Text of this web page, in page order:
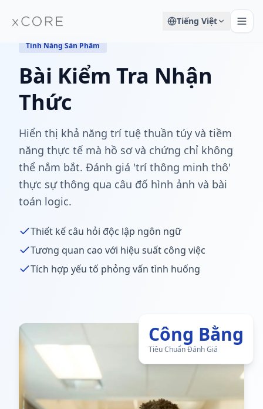
Tiếng Việt
Tính Năng Sản Phẩm
Bài Kiểm Tra Nhận
Thức
Hiển thị khả năng trí tuệ thuần túy và tiềm
năng thực tế mà hồ sơ và chứng chỉ không
thể nắm bắt. Đánh giá 'trí thông minh thô'
thực sự thông qua câu đố hình ảnh và bài
toán logic.
Thiết kế câu hỏi độc lập ngôn ngữ
Tương quan cao với hiệu suất công việc
Tích hợp yếu tố phỏng vấn tình huống
Công Bằng
Tiêu Chuẩn Đánh Giá